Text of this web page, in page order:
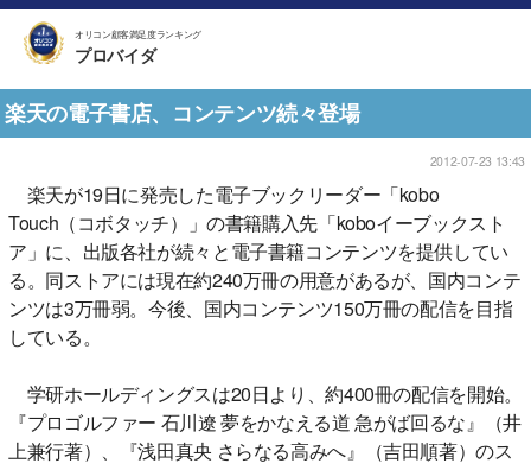
オリコン顧客満足度ランキング
プロバイダ
楽天の電子書店、コンテンツ続々登場
2012-07-23 13:43
楽天が19日に発売した電子ブックリーダー「kobo
Touch（コボタッチ）」の書籍購入先「koboイーブックスト
ア」に、出版各社が続々と電子書籍コンテンツを提供してい
る。同ストアには現在約240万冊の用意があるが、国内コンテ
ンツは3万冊弱。今後、国内コンテンツ150万冊の配信を目指
している。
学研ホールディングスは20日より、約400冊の配信を開始。
『プロゴルファー 石川遼 夢をかなえる道 急がば回るな』（井
上兼行著）、『浅田真央 さらなる高みへ』（吉田順著）のス